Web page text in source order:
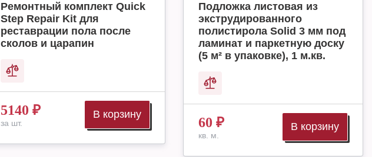
Ремонтный комплект Quick
Step Repair Kit для
реставрации пола после
сколов и царапин
5140 ₽
за шт.
В корзину
Подложка листовая из
экструдированного
полистирола Solid 3 мм под
ламинат и паркетную доску
(5 м² в упаковке), 1 м.кв.
60 ₽
кв. м.
В корзину